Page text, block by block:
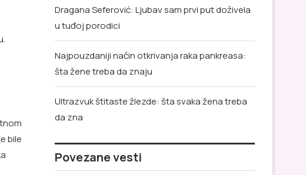
bile
Dragana Seferović: Ljubav sam prvi put doživela
u tuđoj porodici
Najpouzdaniji način otkrivanja raka pankreasa:
šta žene treba da znaju
Ultrazvuk štitaste žlezde: šta svaka žena treba
da zna
Povezane vesti